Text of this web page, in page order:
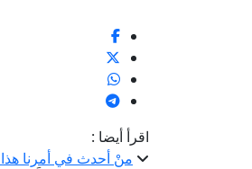
اقرأ أيضا :
منْ أحدث في أمرنا